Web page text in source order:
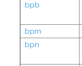
.bpb
.bpm
.bpn